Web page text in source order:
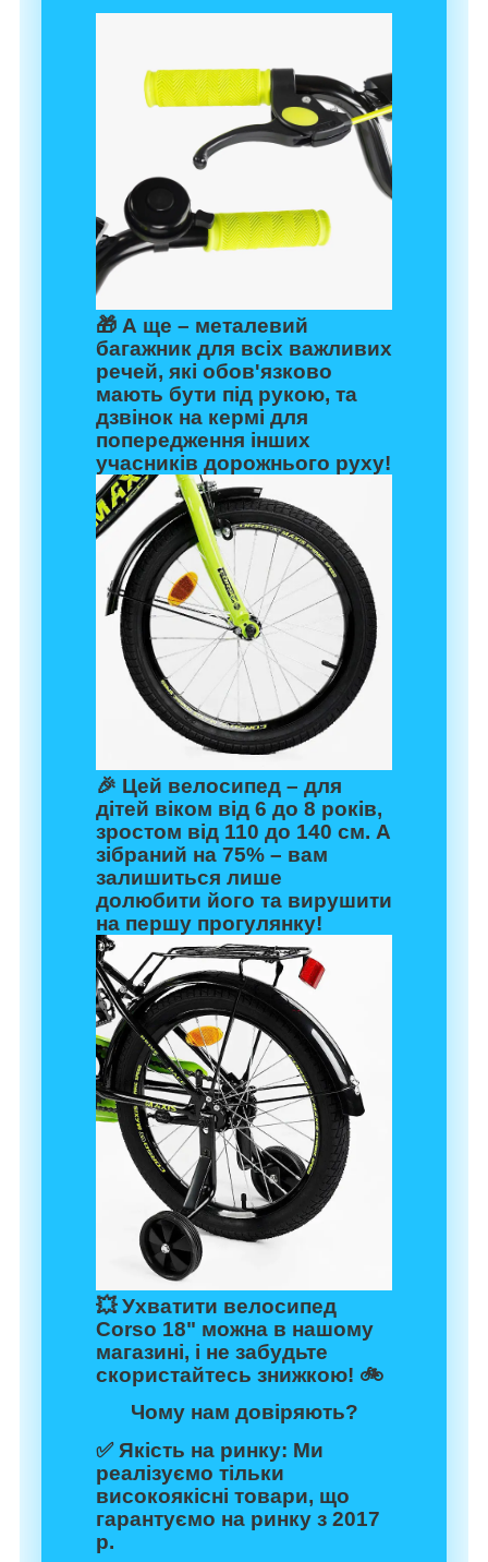
🎁 А ще – металевий
багажник для всіх важливих
речей, які обов'язково
мають бути під рукою, та
дзвінок на кермі для
попередження інших
учасників дорожнього руху!
🎉 Цей велосипед – для
дітей віком від 6 до 8 років,
зростом від 110 до 140 см. А
зібраний на 75% – вам
залишиться лише
долюбити його та вирушити
на першу прогулянку!
💥 Ухватити велосипед
Corso 18" можна в нашому
магазині, і не забудьте
скористайтесь знижкою! 🚲
Чому нам довіряють?
✅ Якість на ринку: Ми
реалізуємо тільки
високоякісні товари, що
гарантуємо на ринку з 2017
р.